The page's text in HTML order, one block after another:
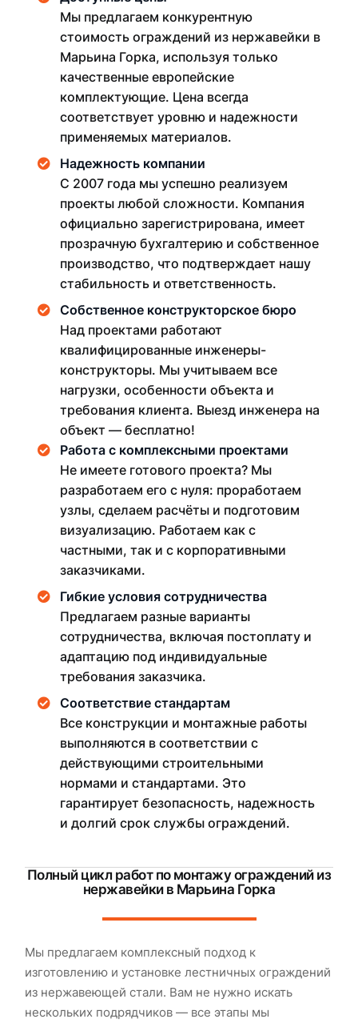
Мы предлагаем конкурентную
стоимость ограждений из нержавейки в
Марьина Горка, используя только
качественные европейские
комплектующие. Цена всегда
соответствует уровню и надежности
применяемых материалов.
Надежность компании
С 2007 года мы успешно реализуем
проекты любой сложности. Компания
официально зарегистрирована, имеет
прозрачную бухгалтерию и собственное
производство, что подтверждает нашу
стабильность и ответственность.
Собственное конструкторское бюро
Над проектами работают
квалифицированные инженеры-
конструкторы. Мы учитываем все
нагрузки, особенности объекта и
требования клиента. Выезд инженера на
объект — бесплатно!
Работа с комплексными проектами
Не имеете готового проекта? Мы
разработаем его с нуля: проработаем
узлы, сделаем расчёты и подготовим
визуализацию. Работаем как с
частными, так и с корпоративными
заказчиками.
Гибкие условия сотрудничества
Предлагаем разные варианты
сотрудничества, включая постоплату и
адаптацию под индивидуальные
требования заказчика.
Соответствие стандартам
Все конструкции и монтажные работы
выполняются в соответствии с
действующими строительными
нормами и стандартами. Это
гарантирует безопасность, надежность
и долгий срок службы ограждений.
Полный цикл работ по монтажу ограждений из
нержавейки в Марьина Горка
Мы предлагаем комплексный подход к
изготовлению и установке лестничных ограждений
из нержавеющей стали. Вам не нужно искать
нескольких подрядчиков — все этапы мы